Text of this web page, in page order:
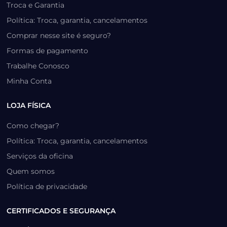
Troca e Garantia
Política: Troca, garantia, cancelamentos
Comprar nesse site é seguro?
Formas de pagamento
Trabalhe Conosco
Minha Conta
LOJA FÍSICA
Como chegar?
Política: Troca, garantia, cancelamentos
Serviços da oficina
Quem somos
Política de privacidade
CERTIFICADOS E SEGURANÇA